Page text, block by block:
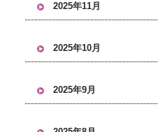
2025年11月
2025年10月
2025年9月